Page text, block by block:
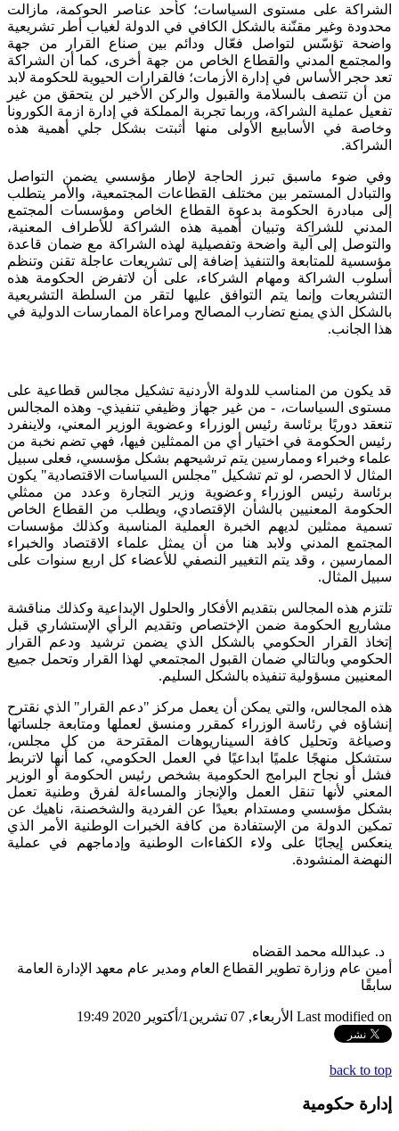
الشراكة على مستوى السياسات؛ كأحد عناصر الحوكمة، مازالت
محدودة وغير مقنّنة بالشكل الكافي في الدولة لغياب أطر تشريعية
واضحة تؤسّس لتواصل فعّال ودائم بين صناع القرار من جهة
والمجتمع المدني والقطاع الخاص من جهة أخرى، كما أن الشراكة
تعد حجر الأساس في إدارة الأزمات؛ فالقرارات الحيوية للحكومة لابد
من أن تتصف بالسلامة والقبول والركن الأخير لن يتحقق من غير
تفعيل عملية الشراكة، وربما تجربة المملكة في إدارة ازمة الكورونا
وخاصة في الأسابيع الأولى منها أثبتت بشكل جلي أهمية هذه
الشراكة.
وفي ضوء ماسبق تبرز الحاجة لإطار مؤسسي يضمن التواصل
والتبادل المستمر بين مختلف القطاعات المجتمعية، والأمر يتطلب
إلى مبادرة الحكومة بدعوة القطاع الخاص ومؤسسات المجتمع
المدني للشراكة وتبيان أهمية هذه الشراكة للأطراف المعنية،
والتوصل إلى آلية واضحة وتفصيلية لهذه الشراكة مع ضمان قاعدة
مؤسسية للمتابعة والتنفيذ إضافة إلى تشريعات عاجلة تقنن وتنظم
أسلوب الشراكة ومهام الشركاء، على أن لاتفرض الحكومة هذه
التشريعات وإنما يتم التوافق عليها لتقر من السلطة التشريعية
بالشكل الذي يمنع تضارب المصالح ومراعاة الممارسات الدولية في
هذا الجانب.
قد يكون من المناسب للدولة الأردنية تشكيل مجالس قطاعية على
مستوى السياسات، - من غير جهاز وظيفي تنفيذي- وهذه المجالس
تنعقد دوريًا برئاسة رئيس الوزراء وعضوية الوزير المعني، ولاينفرد
رئيس الحكومة في اختيار أي من الممثلين فيها، فهي تضم نخبة من
علماء وخبراء وممارسين يتم ترشيحهم بشكل مؤسسي، فعلى سبيل
المثال لا الحصر، لو تم تشكيل "مجلس السياسات الاقتصادية" يكون
برئاسة رئيس الوزراء وعضوية وزير التجارة وعدد من ممثلي
الحكومة المعنيين بالشأن الإقتصادي، ويطلب من القطاع الخاص
تسمية ممثلين لديهم الخبرة العملية المناسبة وكذلك مؤسسات
المجتمع المدني ولابد هنا من أن يمثل علماء الاقتصاد والخبراء
الممارسين ، وقد يتم التغيير النصفي للأعضاء كل اربع سنوات على
سبيل المثال.
تلتزم هذه المجالس بتقديم الأفكار والحلول الإبداعية وكذلك مناقشة
مشاريع الحكومة ضمن الإختصاص وتقديم الرأي الإستشاري قبل
إتخاذ القرار الحكومي بالشكل الذي يضمن ترشيد ودعم القرار
الحكومي وبالتالي ضمان القبول المجتمعي لهذا القرار وتحمل جميع
المعنيين مسؤولية تنفيذه بالشكل السليم.
هذه المجالس، والتي يمكن أن يعمل مركز "دعم القرار" الذي نقترح
إنشاؤه في رئاسة الوزراء كمقرر ومنسق لعملها ومتابعة جلساتها
وصياغة وتحليل كافة السيناريوهات المقترحة من كل مجلس،
ستشكل منهجًا علميًا ابداعيًا في العمل الحكومي، كما أنها لاتربط
فشل أو نجاح البرامج الحكومية بشخص رئيس الحكومة أو الوزير
المعني لأنها تنقل العمل والإنجاز والمساءلة لفرق وطنية تعمل
بشكل مؤسسي ومستدام بعيدًا عن الفردية والشخصنة، ناهيك عن
تمكين الدولة من الإستفادة من كافة الخبرات الوطنية الأمر الذي
ينعكس إيجابًا على ولاء الكفاءات الوطنية وإدماجهم في عملية
النهضة المنشودة.
د. عبدالله محمد القضاه
أمين عام وزارة تطوير القطاع العام ومدير عام معهد الإدارة العامة
سابقًا
Last modified on الأربعاء, 07 تشرين1/أكتوير 2020 19:49
back to top
إدارة حكومية